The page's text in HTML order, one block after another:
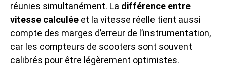
réunies simultanément. La différence entre
vitesse calculée et la vitesse réelle tient aussi
compte des marges d’erreur de l’instrumentation,
car les compteurs de scooters sont souvent
calibrés pour être légèrement optimistes.